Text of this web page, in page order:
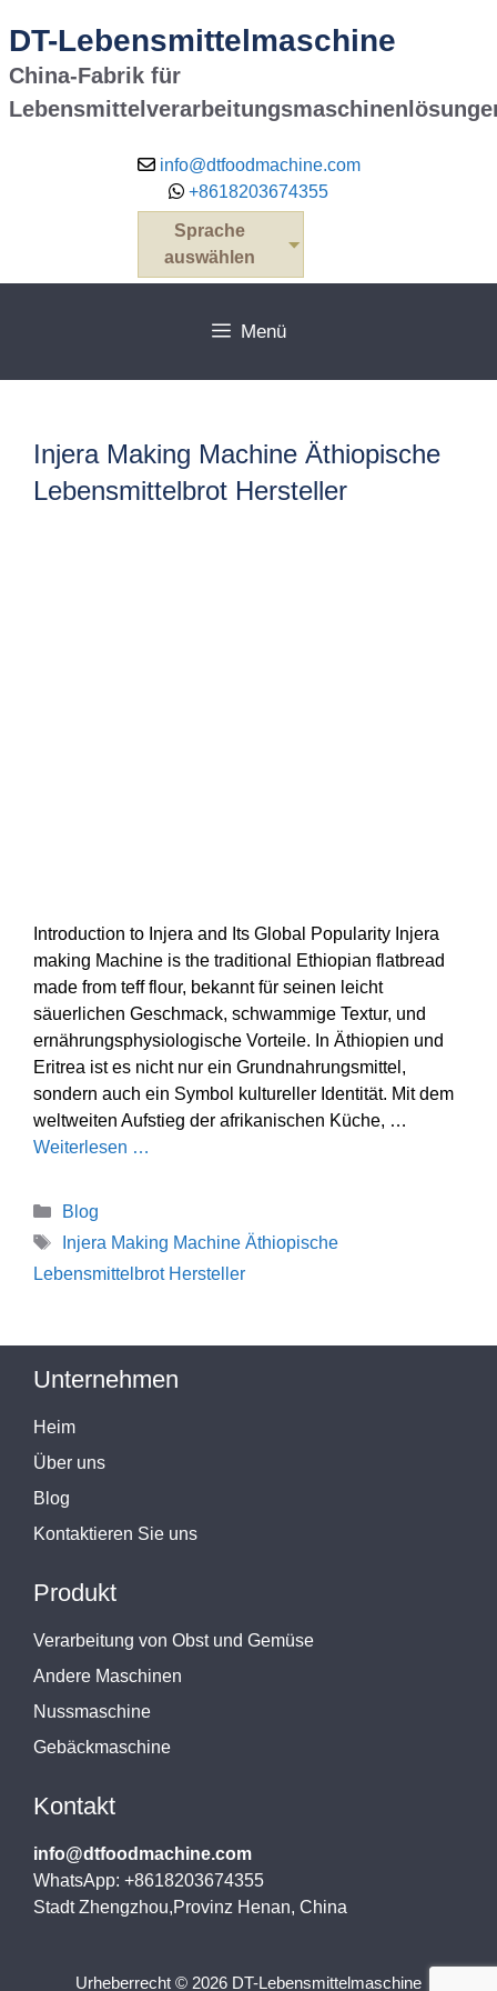
Inhalt
springen
DT-Lebensmittelmaschine
China-Fabrik für
info@dtfoodmachine.com
+8618203674355
Sprache
auswählen
Menü
Injera Making Machine Äthiopische
Lebensmittelbrot Hersteller
Introduction to Injera and Its Global Popularity Injera
making Machine is the traditional Ethiopian flatbread
made from teff flour, bekannt für seinen leicht
säuerlichen Geschmack, schwammige Textur, und
ernährungsphysiologische Vorteile. In Äthiopien und
Eritrea ist es nicht nur ein Grundnahrungsmittel,
sondern auch ein Symbol kultureller Identität. Mit dem
weltweiten Aufstieg der afrikanischen Küche, …
Weiterlesen …
Kategorien
Blog
Stichworte
Injera Making Machine Äthiopische
Lebensmittelbrot Hersteller
Unternehmen
Heim
Über uns
Blog
Kontaktieren Sie uns
Produkt
Verarbeitung von Obst und Gemüse
Andere Maschinen
Nussmaschine
Gebäckmaschine
Kontakt
info@dtfoodmachine.com
WhatsApp: +8618203674355
Stadt Zhengzhou,Provinz Henan, China
Urheberrecht © 2026 DT-Lebensmittelmaschine